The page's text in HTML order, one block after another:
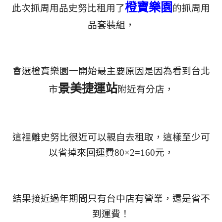
此次抓周用品史努比租用了橙寶樂園的抓周用
品套裝組，
會選橙寶樂園一開始最主要原因是因為看到台北
市景美捷運站附近有分店，
這裡離史努比很近可以親自去租取， 這樣至少可
以省掉來回運費80×2=160元，
結果接近過年期間只有台中店有營業，還是省不
到運費！